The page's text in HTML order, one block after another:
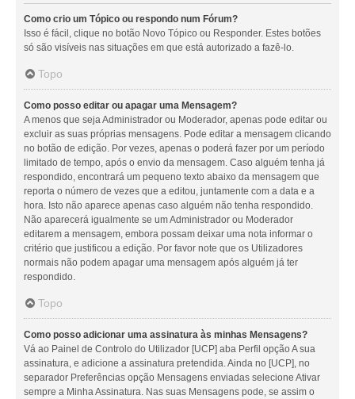
Como crio um Tópico ou respondo num Fórum?
Isso é fácil, clique no botão Novo Tópico ou Responder. Estes botões
só são visíveis nas situações em que está autorizado a fazê-lo.
Topo
Como posso editar ou apagar uma Mensagem?
A menos que seja Administrador ou Moderador, apenas pode editar ou
excluir as suas próprias mensagens. Pode editar a mensagem clicando
no botão de edição. Por vezes, apenas o poderá fazer por um período
limitado de tempo, após o envio da mensagem. Caso alguém tenha já
respondido, encontrará um pequeno texto abaixo da mensagem que
reporta o número de vezes que a editou, juntamente com a data e a
hora. Isto não aparece apenas caso alguém não tenha respondido.
Não aparecerá igualmente se um Administrador ou Moderador
editarem a mensagem, embora possam deixar uma nota informar o
critério que justificou a edição. Por favor note que os Utilizadores
normais não podem apagar uma mensagem após alguém já ter
respondido.
Topo
Como posso adicionar uma assinatura às minhas Mensagens?
Vá ao Painel de Controlo do Utilizador [UCP] aba Perfil opção A sua
assinatura, e adicione a assinatura pretendida. Ainda no [UCP], no
separador Preferências opção Mensagens enviadas selecione Ativar
sempre a Minha Assinatura. Nas suas Mensagens pode, se assim o